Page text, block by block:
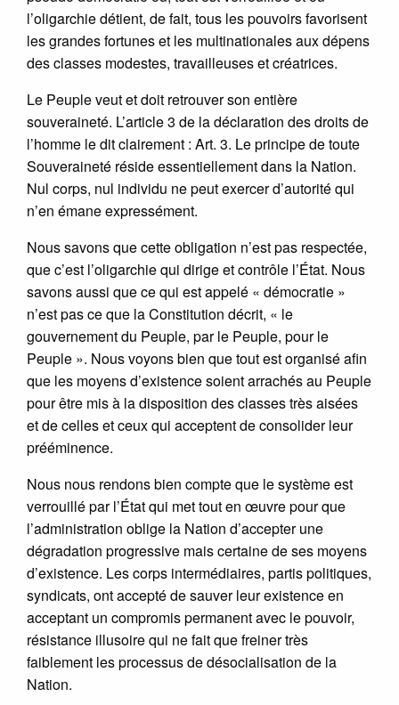
l’oligarchie détient, de fait, tous les pouvoirs favorisent
les grandes fortunes et les multinationales aux dépens
des classes modestes, travailleuses et créatrices.
Le Peuple veut et doit retrouver son entière
souveraineté. L’article 3 de la déclaration des droits de
l’homme le dit clairement : Art. 3. Le principe de toute
Souveraineté réside essentiellement dans la Nation.
Nul corps, nul individu ne peut exercer d’autorité qui
n’en émane expressément.
Nous savons que cette obligation n’est pas respectée,
que c’est l’oligarchie qui dirige et contrôle l’État. Nous
savons aussi que ce qui est appelé « démocratie »
n’est pas ce que la Constitution décrit, « le
gouvernement du Peuple, par le Peuple, pour le
Peuple ». Nous voyons bien que tout est organisé afin
que les moyens d’existence soient arrachés au Peuple
pour être mis à la disposition des classes très aisées
et de celles et ceux qui acceptent de consolider leur
prééminence.
Nous nous rendons bien compte que le système est
verrouillé par l’État qui met tout en œuvre pour que
l’administration oblige la Nation d’accepter une
dégradation progressive mais certaine de ses moyens
d’existence. Les corps intermédiaires, partis politiques,
syndicats, ont accepté de sauver leur existence en
acceptant un compromis permanent avec le pouvoir,
résistance illusoire qui ne fait que freiner très
faiblement les processus de désocialisation de la
Nation.